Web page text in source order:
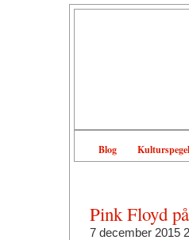
Blog
Pink Floyd
7 december 2015